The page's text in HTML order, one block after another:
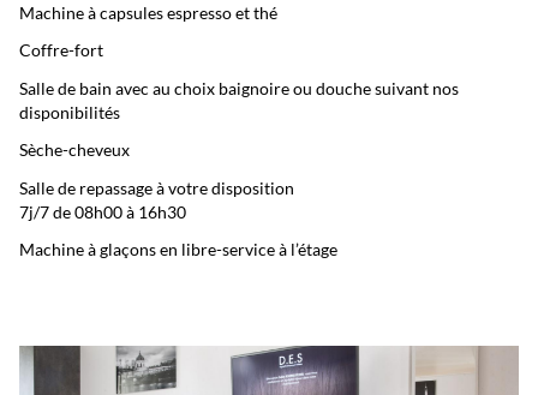
Machine à capsules espresso et thé
Coffre-fort
Salle de bain avec au choix baignoire ou douche suivant nos
disponibilités
Sèche-cheveux
Salle de repassage à votre disposition
7j/7 de 08h00 à 16h30
Machine à glaçons en libre-service à l’étage